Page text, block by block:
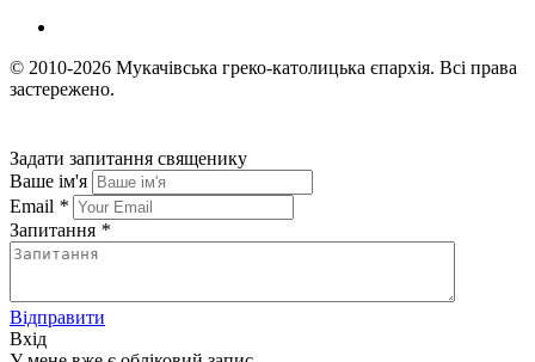
© 2010-2026 Мукачівська греко-католицька єпархія. Всі права
застережено.
Задати запитання священику
Ваше ім'я
Email *
Запитання *
Відправити
Вхід